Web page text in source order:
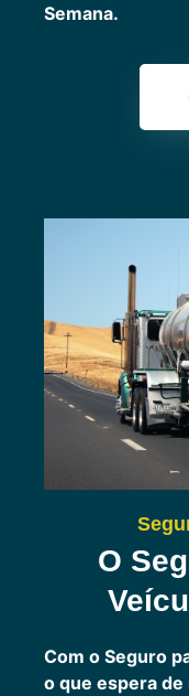
Semana.
O
Com o Seguro
o que espera